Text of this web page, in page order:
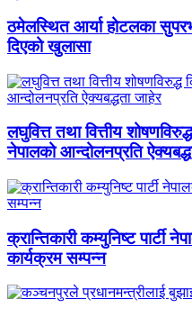
ठमेलस्थित आर्या होटलका
दिएको खुलासा
लघुवित्त तथा वित्तीय
नेपालको आन्दोलनप्रति
क्रान्तिकारी कम्युनिष्ट पार्टी
कार्यक्रम सम्पन्न